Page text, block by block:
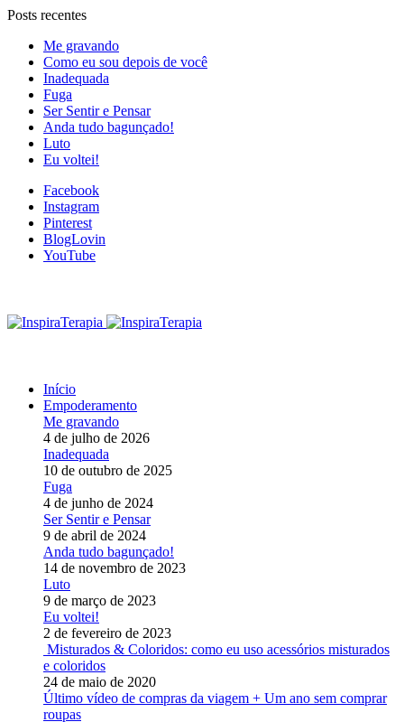
Posts recentes
Me gravando
Como eu sou depois de você
Inadequada
Fuga
Ser Sentir e Pensar
Anda tudo bagunçado!
Luto
Eu voltei!
Facebook
Instagram
Pinterest
BlogLovin
YouTube
Início
Empoderamento
Me gravando
4 de julho de 2026
Inadequada
10 de outubro de 2025
Fuga
4 de junho de 2024
Ser Sentir e Pensar
9 de abril de 2024
Anda tudo bagunçado!
14 de novembro de 2023
Luto
9 de março de 2023
Eu voltei!
2 de fevereiro de 2023
Misturados & Coloridos: como eu uso acessórios misturados
e coloridos
24 de maio de 2020
Último vídeo de compras da viagem + Um ano sem comprar
roupas